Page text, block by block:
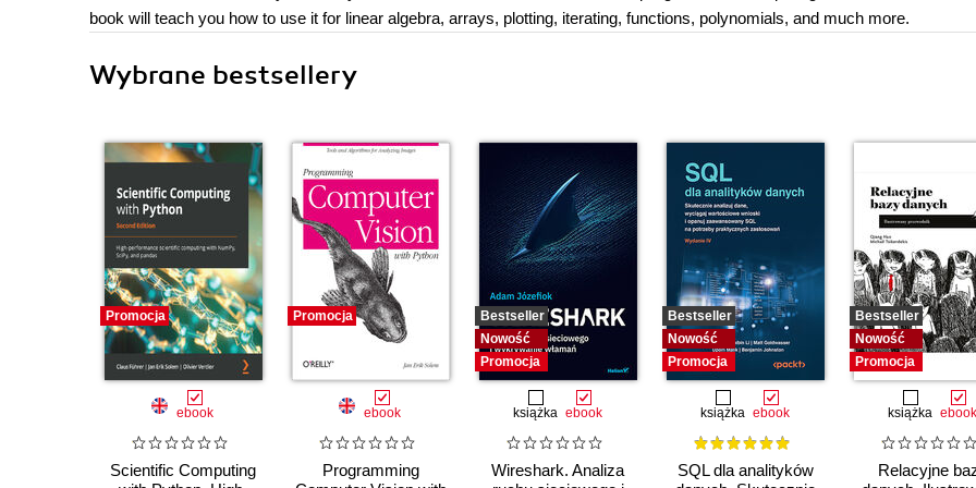
book will teach you how to use it for linear algebra, arrays, plotting, iterating, functions, polynomials, and much more.
Wybrane bestsellery
Promocja
ebook
Scientific Computing
Promocja
ebook
Programming
Bestseller
Nowość
Promocja
książka ebook
Wireshark. Analiza
Bestseller
Nowość
Promocja
książka ebook
SQL dla analityków
Bestseller
Nowość
Promocja
książka ebook
Relacyjne